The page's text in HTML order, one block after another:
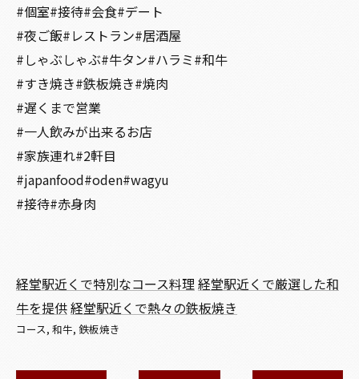
#個室#接待#会食#デート
#夜ご飯#レストラン#居酒屋
#しゃぶしゃぶ#牛タン#ハラミ#和牛
#すき焼き#鉄板焼き#焼肉
#遅くまで営業
#一人飲みが出来るお店
#家族連れ#2軒目
#japanfood#oden#wagyu
#接待#赤身肉
経堂駅近くで特別なコース料理 経堂駅近くで厳選した和
牛を提供経堂駅近くで熱々の鉄板焼き
コース 和牛 鉄板焼き